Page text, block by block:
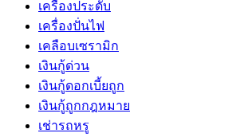
เครื่องประดับ
เครื่องปั่นไฟ
เคลือบเซรามิก
เงินกู้ด่วน
เงินกู้ดอกเบี้ยถูก
เงินกู้ถูกกฎหมาย
เช่ารถหรู